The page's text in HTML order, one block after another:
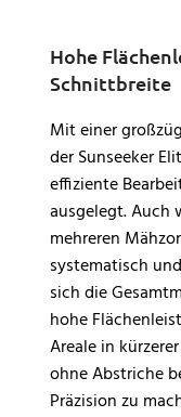
Hohe
Schnittbreite
Mit einer
der Sunseeker
effiziente
ausgelegt. Auch
mehreren
systematisch
sich die
hohe
Areale in
ohne Abstriche
Präzision zu